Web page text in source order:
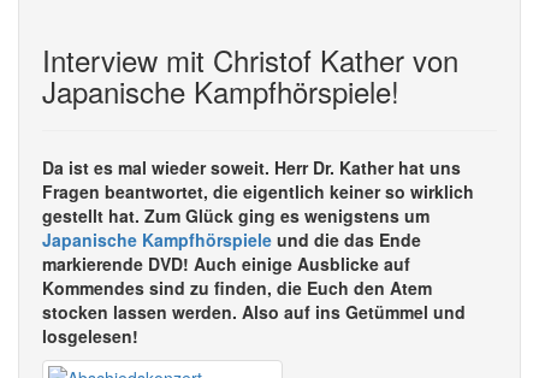
Interview mit Christof Kather von
Japanische Kampfhörspiele!
Da ist es mal wieder soweit. Herr Dr. Kather hat uns
Fragen beantwortet, die eigentlich keiner so wirklich
gestellt hat. Zum Glück ging es wenigstens um
Japanische Kampfhörspiele und die das Ende
markierende DVD! Auch einige Ausblicke auf
Kommendes sind zu finden, die Euch den Atem
stocken lassen werden. Also auf ins Getümmel und
losgelesen!